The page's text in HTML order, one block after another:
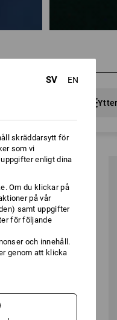
SV EN
skräddarsytt för
som vi
enligt dina
Om du klickar på
på vår
samt uppgifter
för följande
och innehåll.
genom att klicka